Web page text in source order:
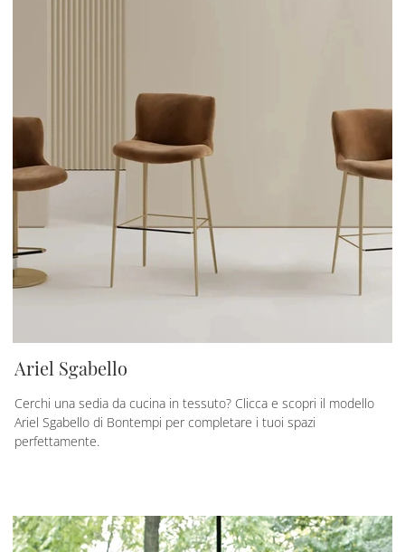
Ariel Sgabello
Cerchi una sedia da cucina in tessuto? Clicca e scopri il modello
Ariel Sgabello di Bontempi per completare i tuoi spazi
perfettamente.